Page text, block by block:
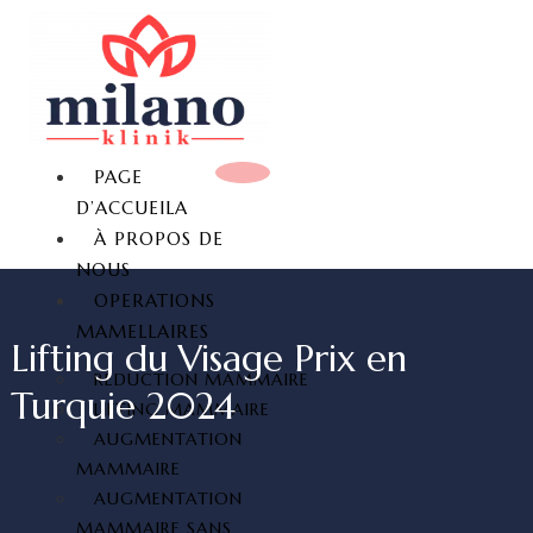
PAGE
D’ACCUEILA
À PROPOS DE
NOUS
OPERATIONS
MAMELLAIRES
REDUCTION MAMMAIRE
LIFTING MAMMAIRE
AUGMENTATION
MAMMAIRE
AUGMENTATION
MAMMAIRE SANS
Lifting du Visage Prix en
Turquie 2024